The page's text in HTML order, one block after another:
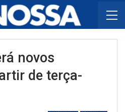
novos
de terça-